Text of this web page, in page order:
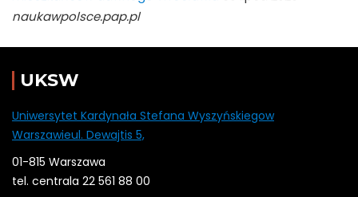
naukawpolsce.pap.pl
UKSW
Uniwersytet Kardynała Stefana Wyszyńskiegow
Warszawieul. Dewajtis 5,
01-815 Warszawa
tel. centrala 22 561 88 00